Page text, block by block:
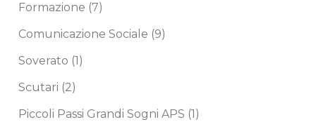
Formazione (7)
Comunicazione Sociale (9)
Soverato (1)
Scutari (2)
Piccoli Passi Grandi Sogni APS (1)